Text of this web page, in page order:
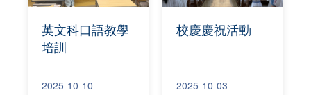
英文科口語教學
培訓
2025-10-10
校慶慶祝活動
2025-10-03